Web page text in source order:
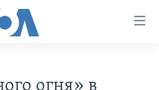
огня» в